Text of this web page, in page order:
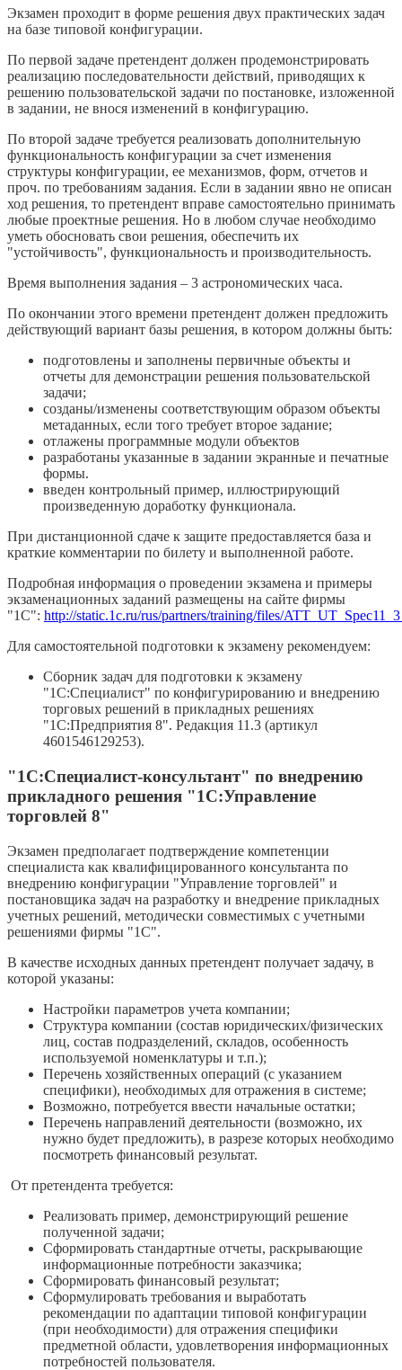
Экзамен проходит в форме решения двух практических задач
на базе типовой конфигурации.
По первой задаче претендент должен продемонстрировать
реализацию последовательности действий, приводящих к
решению пользовательской задачи по постановке, изложенной
в задании, не внося изменений в конфигурацию.
По второй задаче требуется реализовать дополнительную
функциональность конфигурации за счет изменения
структуры конфигурации, ее механизмов, форм, отчетов и
проч. по требованиям задания. Если в задании явно не описан
ход решения, то претендент вправе самостоятельно принимать
любые проектные решения. Но в любом случае необходимо
уметь обосновать свои решения, обеспечить их
"устойчивость", функциональность и производительность.
Время выполнения задания – 3 астрономических часа.
По окончании этого времени претендент должен предложить
действующий вариант базы решения, в котором должны быть:
подготовлены и заполнены первичные объекты и
отчеты для демонстрации решения пользовательской
задачи;
созданы/изменены соответствующим образом объекты
метаданных, если того требует второе задание;
отлажены программные модули объектов
разработаны указанные в задании экранные и печатные
формы.
введен контрольный пример, иллюстрирующий
произведенную доработку функционала.
При дистанционной сдаче к защите предоставляется база и
краткие комментарии по билету и выполненной работе.
Подробная информация о проведении экзамена и примеры
экзаменационных заданий размещены на сайте фирмы
"1С": http://static.1c.ru/rus/partners/training/files/
Для самостоятельной подготовки к экзамену рекомендуем:
Сборник задач для подготовки к экзамену
"1С:Специалист" по конфигурированию и внедрению
торговых решений в прикладных решениях
"1С:Предприятия 8". Редакция 11.3 (артикул
4601546129253).
"1С:Специалист-консультант" по внедрению
прикладного решения "1С:Управление
торговлей 8"
Экзамен предполагает подтверждение компетенции
специалиста как квалифицированного консультанта по
внедрению конфигурации "Управление торговлей" и
постановщика задач на разработку и внедрение прикладных
учетных решений, методически совместимых с учетными
решениями фирмы "1С".
В качестве исходных данных претендент получает задачу, в
которой указаны:
Настройки параметров учета компании;
Структура компании (состав юридических/физических
лиц, состав подразделений, складов, особенность
используемой номенклатуры и т.п.);
Перечень хозяйственных операций (с указанием
специфики), необходимых для отражения в системе;
Возможно, потребуется ввести начальные остатки;
Перечень направлений деятельности (возможно, их
нужно будет предложить), в разрезе которых необходимо
посмотреть финансовый результат.
От претендента требуется:
Реализовать пример, демонстрирующий решение
полученной задачи;
Сформировать стандартные отчеты, раскрывающие
информационные потребности заказчика;
Сформировать финансовый результат;
Сформулировать требования и выработать
рекомендации по адаптации типовой конфигурации
(при необходимости) для отражения специфики
предметной области, удовлетворения информационных
потребностей пользователя.